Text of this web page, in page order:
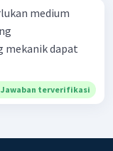
Jawaban terverifikasi